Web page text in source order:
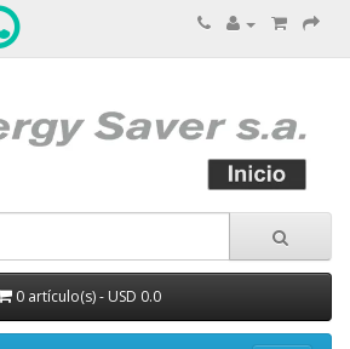
0 artículo(s) - USD 0.0